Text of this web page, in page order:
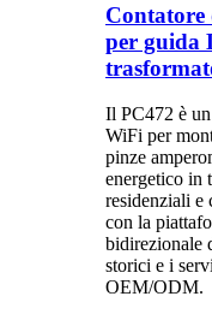
Contatore
per guida
Il PC472 è
WiFi per
pinze
energetico in
residenziali e
con la
bidirezionale
storici e i
OEM/ODM.